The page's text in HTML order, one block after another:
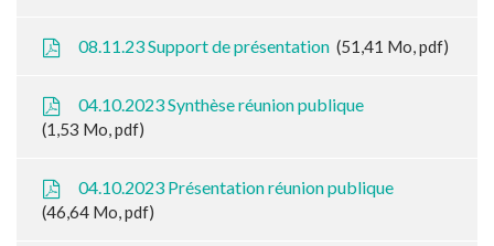
08.11.23 Support de présentation 51,41 Mo, pdf
04.10.2023 Synthèse réunion publique
1,53 Mo, pdf
04.10.2023 Présentation réunion publique
46,64 Mo, pdf